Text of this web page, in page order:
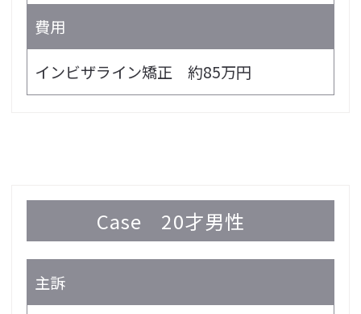
費用
インビザライン矯正 約85万円
Case 20才男性
主訴